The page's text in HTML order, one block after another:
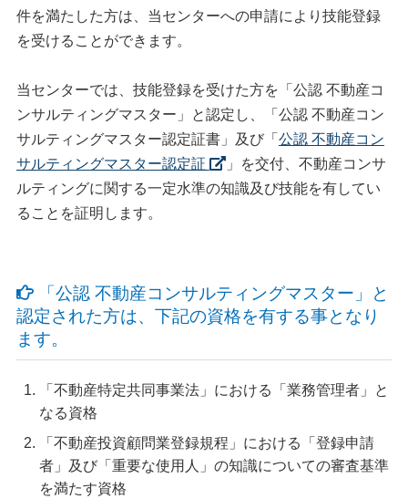
件を満たした方は、当センターへの申請により技能登録
を受けることができます。
当センターでは、技能登録を受けた方を「公認 不動産コ
ンサルティングマスター」と認定し、「公認 不動産コン
サルティングマスター認定証書」及び「 公認 不動産コン
サルティングマスター認定証
」を交付、不動産コンサ
ルティングに関する一定水準の知識及び技能を有してい
ることを証明します。
「公認 不動産コンサルティングマスター」と
認定された方は、下記の資格を有する事となり
ます。
「不動産特定共同事業法」における「業務管理者」と
なる資格
「不動産投資顧問業登録規程」における「登録申請
者」及び「重要な使用人」の知識についての審査基準
を満たす資格